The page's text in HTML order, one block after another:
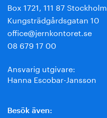
Box 1721, 111 87 Stockholm
Kungsträdgårdsgatan 10
office@jernkontoret.se
08 679 17 00
Ansvarig utgivare:
Hanna Escobar-Jansson
Besök även: